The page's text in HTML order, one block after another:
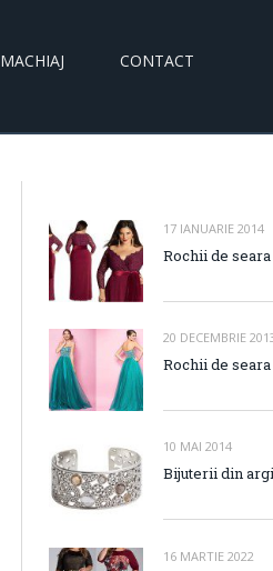
MACHIAJ CONTACT
17 IANUARIE 2014
Rochii de
20 DECEMBRIE
Rochii de
10 MAI 2014
Bijuterii din
16 MARTIE 2022